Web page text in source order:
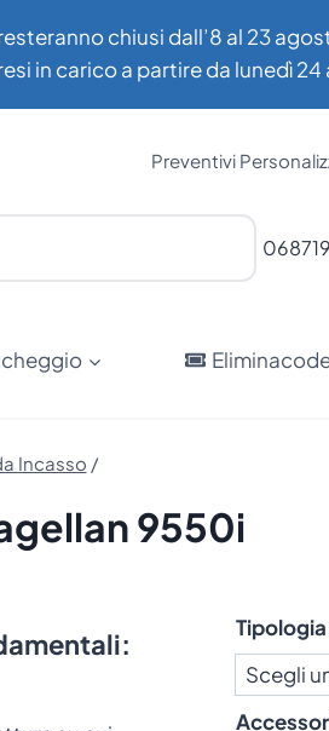
chiusi dall’8 al 23
in carico a partire da lunedì
Preventivi
Incasso /
9550i